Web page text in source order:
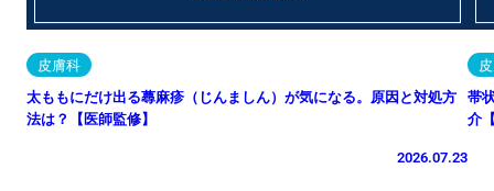
皮膚科
太ももにだけ出る蕁麻疹（じんましん）が気になる。原因と対処方
法は？【医師監修】
2026.07.23
帯
介